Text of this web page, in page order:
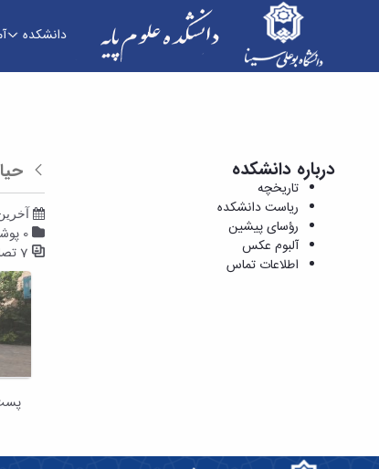
دانشکده
درباره دانشکده
تاریخچه
ریاست دانشکده
رؤسای پیشین
آلبوم عکس
اطلاعات تماس
آخرین
0 پوشه‌ها
7 تصاویر